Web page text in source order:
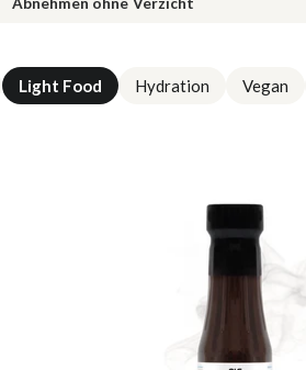
Abnehmen ohne Verzicht
Light Food Hydration Vegan